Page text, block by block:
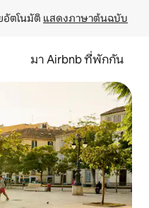
อัตโนมัติ แสดงภาษาต้นฉบับ
มา Airbnb ที่พักกัน